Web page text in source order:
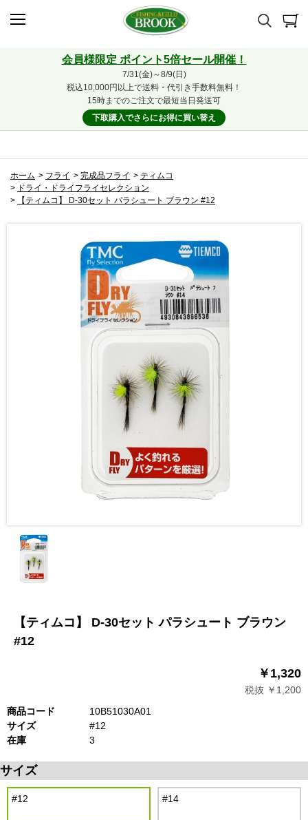
会員様限定 ポイント5倍セール開催！
7/31(金)～8/9(日)
税込10,000円以上で送料・代引き手数料無料！
15時までのご注文で最短当日発送可
下取購入でさらにお得に買い替え
ホーム > フライ > 完成品フライ > ティムコ
> ドライ・ドライフライセレクション
>
【ティムコ】 D-30セット パラシュート ブラウン #12
【ティムコ】 D-30セット パラシュート ブラウン
#12
￥1,320
税抜 ￥1,200
商品コード
10B51030A01
サイズ
#12
在庫
3
サイズ
#12 #14